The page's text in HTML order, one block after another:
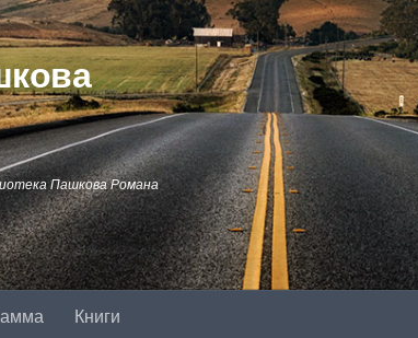
Пашкова Романа
Книги